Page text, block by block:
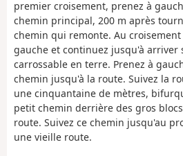
premier croisement, prenez à
chemin principal, 200 m après
chemin qui remonte. Au
gauche et continuez jusqu'à arriver
carrossable en terre. Prenez à
chemin jusqu'à la route. Suivez la
une cinquantaine de mètres,
petit chemin derrière des gros
route. Suivez ce chemin jusqu'au
une vieille route.